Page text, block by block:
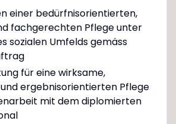
einer bedürfnisorientierten,
fachgerechten Pflege unter
sozialen Umfelds gemäss
für eine wirksame,
ergebnisorientierten Pflege
mit dem diplomierten